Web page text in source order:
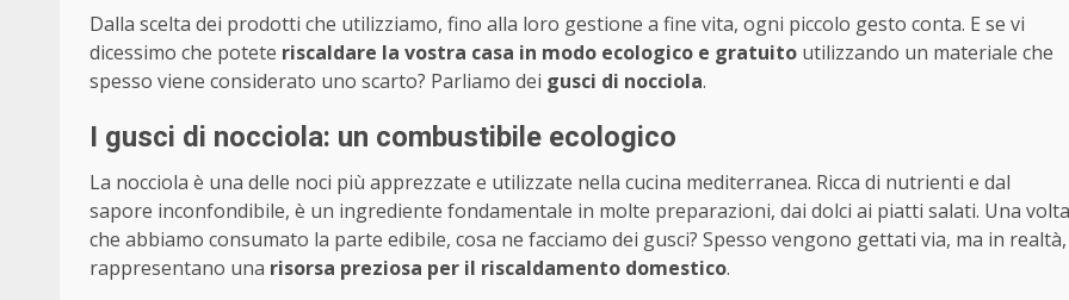
Dalla scelta dei prodotti che utilizziamo, fino alla loro gestione a fine vita, ogni piccolo gesto conta. E se vi
dicessimo che potete riscaldare la vostra casa in modo ecologico e gratuito utilizzando un materiale che
spesso viene considerato uno scarto? Parliamo dei gusci di nocciola.
I gusci di nocciola: un combustibile ecologico
La nocciola è una delle noci più apprezzate e utilizzate nella cucina mediterranea. Ricca di nutrienti e dal
sapore inconfondibile, è un ingrediente fondamentale in molte preparazioni, dai dolci ai piatti salati. Una volta
che abbiamo consumato la parte edibile, cosa ne facciamo dei gusci? Spesso vengono gettati via, ma in realtà,
rappresentano una risorsa preziosa per il riscaldamento domestico.